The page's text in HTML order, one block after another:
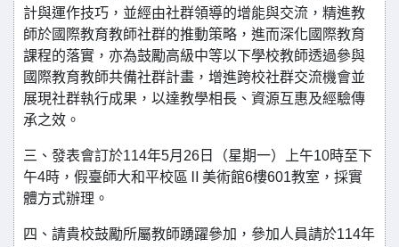
計與運作技巧，並經由社群領導的增能與交流，精進教
師於國際教育教師社群的推動策略，進而深化國際教育
課程的落實，亦為鼓勵高級中等以下學校教師透過參與
國際教育教師共備社群計畫，增進跨校社群交流機會並
展現社群執行成果，以達教學相長、資源互惠及經驗傳
承之效。
三、發表會訂於114年5月26日（星期一）上午10時至下
午4時，假臺師大和平校區Ⅱ美術館6樓601教室，採實
體方式辦理。
四、請貴校鼓勵所屬教師踴躍參加，參加人員請於114年